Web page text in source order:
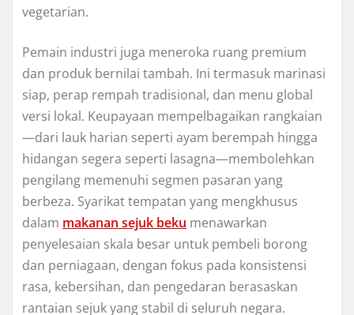
vegetarian.
Pemain industri juga meneroka ruang premium
dan produk bernilai tambah. Ini termasuk marinasi
siap, perap rempah tradisional, dan menu global
versi lokal. Keupayaan mempelbagaikan rangkaian
—dari lauk harian seperti ayam berempah hingga
hidangan segera seperti lasagna—membolehkan
pengilang memenuhi segmen pasaran yang
berbeza. Syarikat tempatan yang mengkhusus
dalam makanan sejuk beku menawarkan
penyelesaian skala besar untuk pembeli borong
dan perniagaan, dengan fokus pada konsistensi
rasa, kebersihan, dan pengedaran berasaskan
rantaian sejuk yang stabil di seluruh negara.